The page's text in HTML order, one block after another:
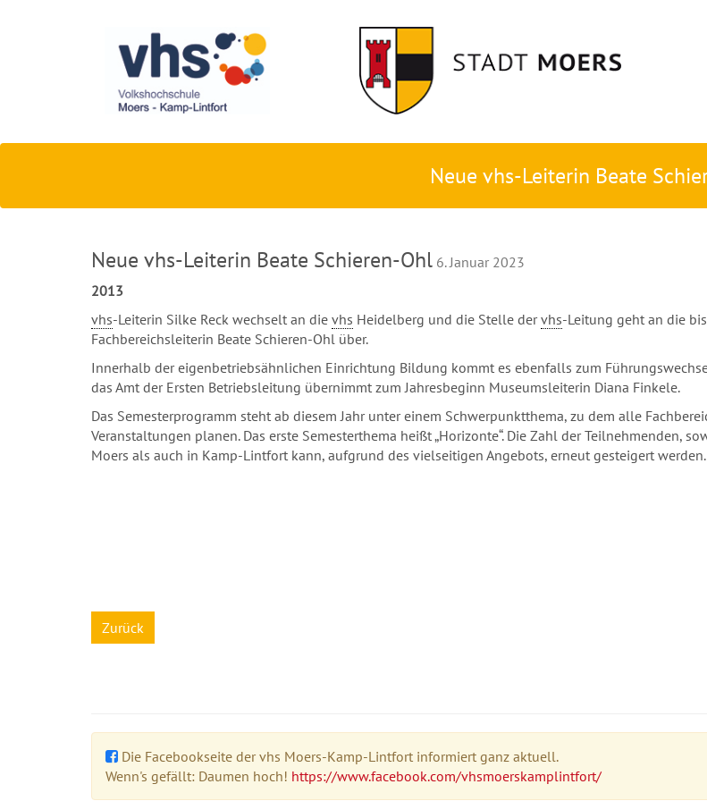
Neue vhs-Leiterin Beate
Neue vhs-Leiterin Beate Schieren-Ohl 6. Januar 2023
2013
vhs-Leiterin Silke Reck wechselt an die vhs Heidelberg und die Stelle dervhs-Leitung geht an die
Fachbereichsleiterin Beate Schieren-Ohl über.
Innerhalb der eigenbetriebsähnlichen Einrichtung Bildung kommt es ebenfalls zum
das Amt der Ersten Betriebsleitung übernimmt zum Jahresbeginn Museumsleiterin Diana Finkele.
Das Semesterprogramm steht ab diesem Jahr unter einem Schwerpunktthema, zu dem alle
Veranstaltungen planen. Das erste Semesterthema heißt „Horizonte“. Die Zahl der Teilnehmenden,
Moers als auch in Kamp-Lintfort kann, aufgrund des vielseitigen Angebots, erneut gesteigert werden.
Zurück
Die Facebookseite der vhs Moers-Kamp-Lintfort informiert ganz aktuell.
Wenn's gefällt: Daumen hoch! https://www.facebook.com/vhsmoerskamplintfort/